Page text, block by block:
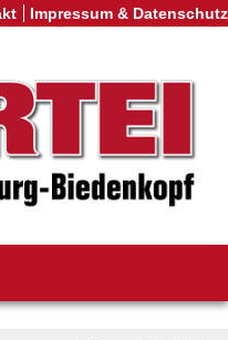
Impressum & Datenschutz